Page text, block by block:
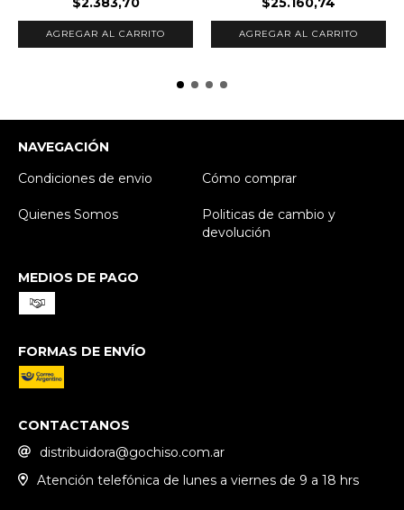
NAVEGACIÓN
Condiciones de envio
Cómo comprar
Quienes Somos
Politicas de cambio y
devolución
MEDIOS DE PAGO
FORMAS DE ENVÍO
CONTACTANOS
distribuidora@gochiso.com.ar
Atención telefónica de lunes a viernes de 9 a 18 hrs